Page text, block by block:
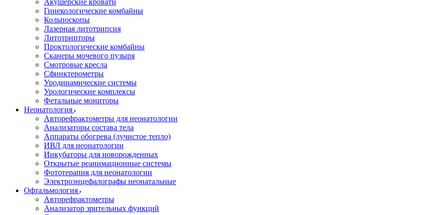
Акушерские кровати
Гинекологические комбайны
Кольпоскопы
Лазерная литотрипсия
Литотрипторы
Проктологические комбайны
Сканеры мочевого пузыря
Смотровые кресла
Сфинктерометры
Уродинамические системы
Урологические комплексы
Фетальные мониторы
Неонатология
Авторефрактометры для неонатологии
Анализаторы состава тела
Аппараты обогрева (лучистое тепло)
ИВЛ для неонатологии
Инкубаторы для новорожденных
Открытые реанимационные системы
Фототерапия для неонатологии
Электроэнцефалографы неонатальные
Офтальмология
Авторефрактометры
Анализатор зрительных функций